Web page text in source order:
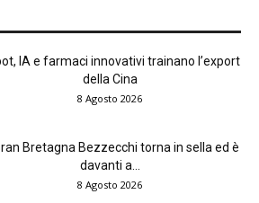
IA e farmaci innovativi trainano l’export
della Cina
8 Agosto 2026
Bretagna Bezzecchi torna in sella ed è
davanti a...
8 Agosto 2026